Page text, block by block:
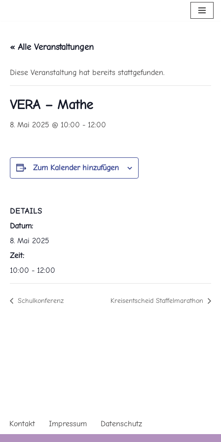
« Alle Veranstaltungen
Diese Veranstaltung hat bereits stattgefunden.
VERA – Mathe
8. Mai 2025 @ 10:00 - 12:00
Zum Kalender hinzufügen
DETAILS
Datum:
8. Mai 2025
Zeit:
10:00 - 12:00
Schulkonferenz Kreisentscheid Staffelmarathon
Kontakt Impressum Datenschutz